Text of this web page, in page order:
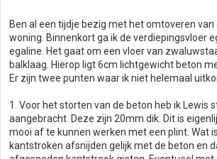
Ben al een tijdje bezig met het omtoveren
woning. Binnenkort ga ik de verdiepingsvloer
egaline. Het gaat om een vloer van
balklaag. Hierop ligt 6cm lichtgewicht beton
Er zijn twee punten waar ik niet helemaal
1. Voor het storten van de beton heb ik Lewis
aangebracht. Deze zijn 20mm dik. Dit is
mooi af te kunnen werken met een plint. Wat
kantstroken afsnijden gelijk met de beton en